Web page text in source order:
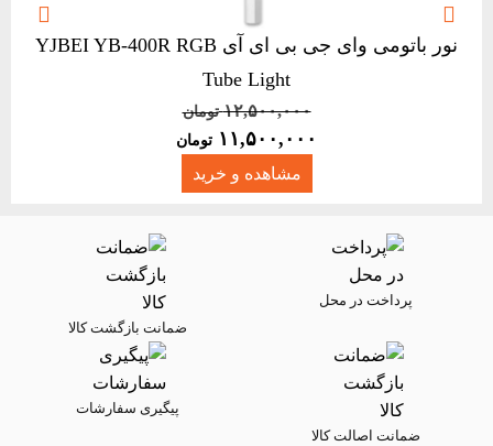
نور باتومی وای جی بی ای آی YJBEI YB-400R RGB
Tube Light
۱۲,۵۰۰,۰۰۰ تومان
Original
price
۱۲,۵۰۰,۰۰۰ تومان.
۱۱,۵۰۰,۰۰۰ تومان
Current
price
۱۱,۵۰۰,۰۰۰ تومان.
مشاهده و خرید
 
پرداخت در محل
ضمانت بازگشت کالا
ضمانت اصالت کالا
پیگیری سفارشات